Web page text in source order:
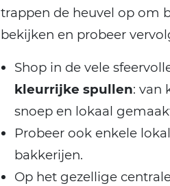
trappen de heuvel op om
bekijken en probeer
Shop in de vele
kleurrijke spullen: van
snoep en lokaal
Probeer ook enkele
bakkerijen.
Op het gezellige